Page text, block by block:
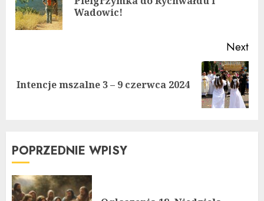
Wadowic!
Next
Next
Intencje mszalne 3 – 9 czerwca 2024
POPRZEDNIE WPISY